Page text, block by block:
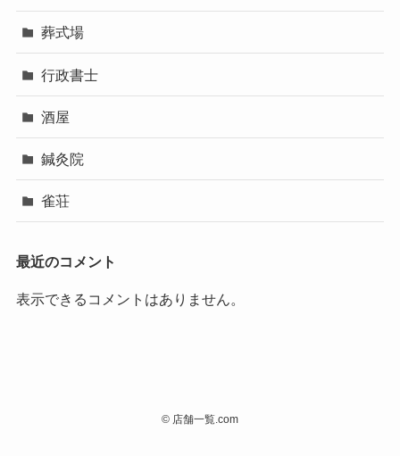
葬式場
行政書士
酒屋
鍼灸院
雀荘
最近のコメント
表示できるコメントはありません。
© 店舗一覧.com